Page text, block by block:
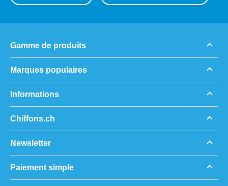
Gamme de produits
Marques populaires
Informations
Chiffons.ch
Newsletter
Paiement simple